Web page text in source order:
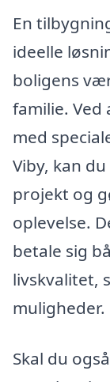
En
ideelle
boligens
familie.
med
Viby, kan
projekt og
oplevelse.
betale sig
livskvalitet,
muligheder.
Skal du